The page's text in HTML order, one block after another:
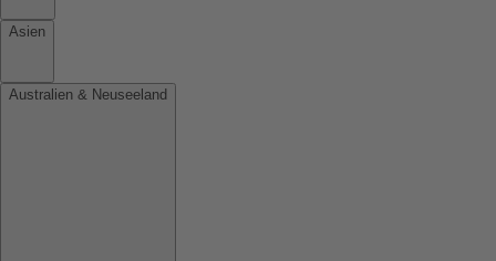
Asien
Australien & Neuseeland